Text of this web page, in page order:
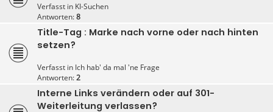
Verfasst in KI-Suchen
Antworten:8
Title-Tag : Marke nach vorne oder nach hinten
setzen?
Verfasst in Ich hab' da mal 'ne Frage
Antworten:2
Interne Links verändern oder auf 301-
Weiterleitung verlassen?